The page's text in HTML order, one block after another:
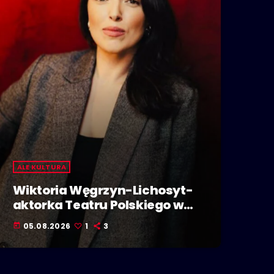
ALE KULTURA
Wiktoria Węgrzyn-Lichosyt-
aktorka Teatru Polskiego w
Bielsku-Białej. Dzieje się w
Polskiej Stolicy Kultury!
today 05.08.2026 1 3